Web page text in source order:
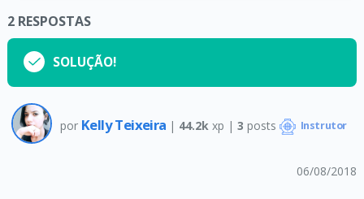
2 RESPOSTAS
SOLUÇÃO!
por Kelly Teixeira | 44.2k xp | 3 posts Instrutor
06/08/2018